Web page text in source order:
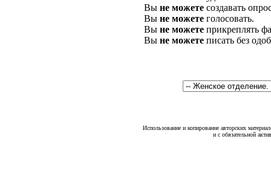
Вы не можете создавать
Вы не можете голосовать.
Вы не можете прикреплять
Вы не можете писать без
Использование и копирование авторских
и с обязательной